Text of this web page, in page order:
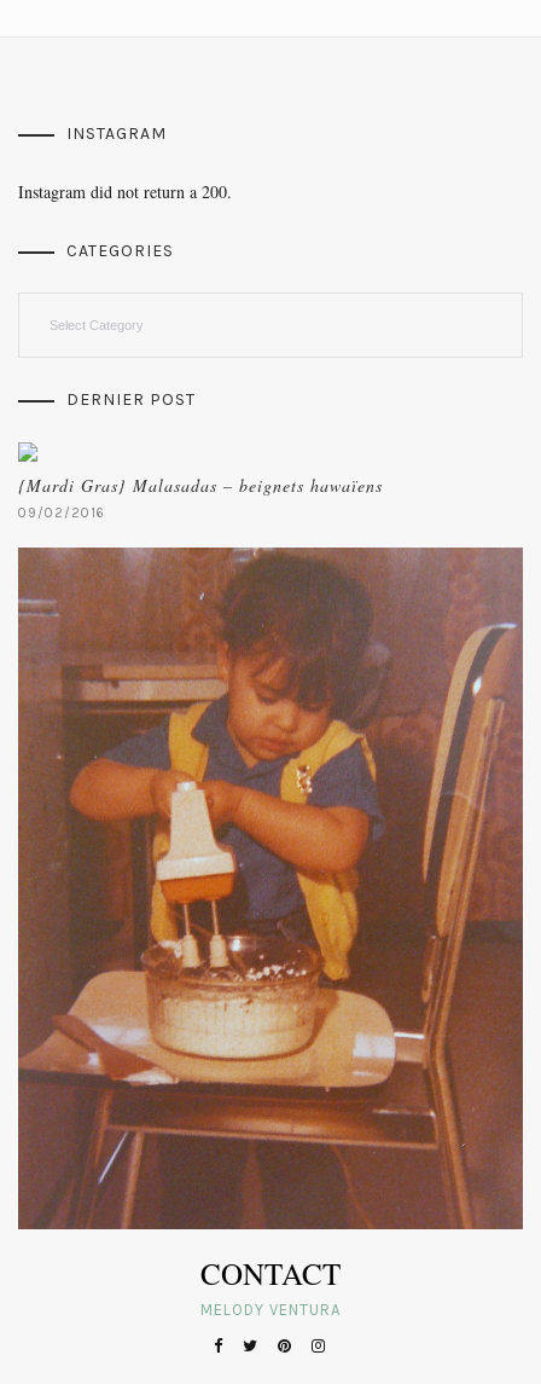
INSTAGRAM
Instagram did not return a 200.
CATEGORIES
DERNIER POST
{Mardi Gras} Malasadas – beignets hawaïens
09/02/2016
CONTACT
MELODY VENTURA